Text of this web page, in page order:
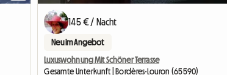
145 € / Nacht
Neu im Angebot
Luxuswohnung Mit Schöner Terrasse
Gesamte Unterkunft | Bordères-Louron (65590)